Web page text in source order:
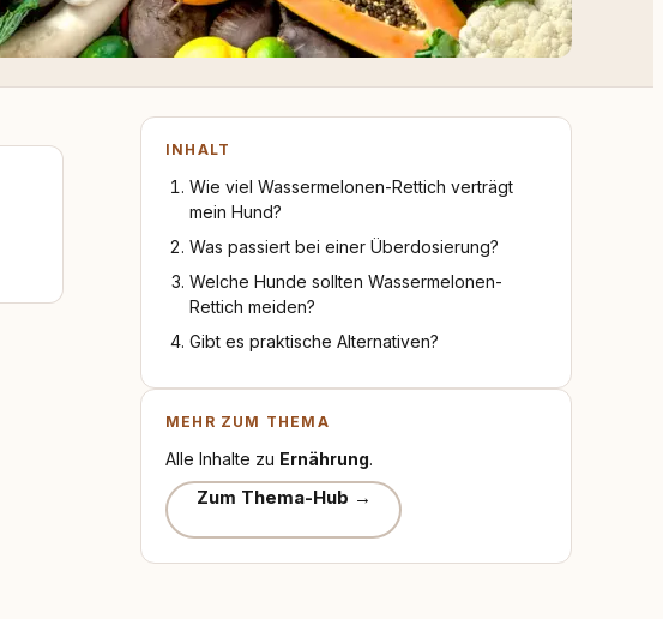
INHALT
Wie viel Wassermelonen-Rettich verträgt
mein Hund?
Was passiert bei einer Überdosierung?
Welche Hunde sollten Wassermelonen-
Rettich meiden?
Gibt es praktische Alternativen?
MEHR ZUM THEMA
Alle Inhalte zu Ernährung.
Zum Thema-Hub →